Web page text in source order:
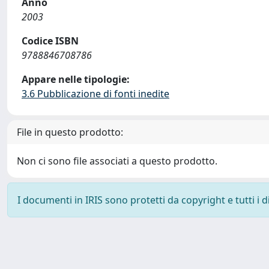
2003
Codice ISBN
9788846708786
Appare nelle tipologie:
3.6 Pubblicazione di fonti inedite
File in questo prodotto:
Non ci sono file associati a questo prodotto.
I documenti in IRIS sono protetti da copyright e tutti i